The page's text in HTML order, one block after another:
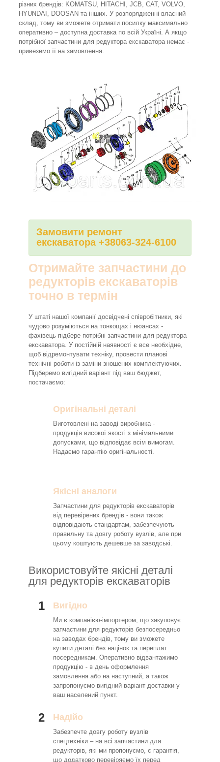
різних брендів: KOMATSU, HITACHI, JCB, CAT, VOLVO,
HYUNDAI, DOOSAN та інших. У розпорядженні власний
склад, тому ви зможете отримати посилку максимально
оперативно – доступна доставка по всій Україні. А якщо
потрібної запчастини для редуктора екскаватора немає -
привеземо її на замовлення.
Замовити ремонт
екскаватора +38063-324-6100
Отримайте запчастини до
редукторів екскаваторів
точно в термін
У штаті нашої компанії досвідчені співробітники, які
чудово розуміються на тонкощах і нюансах -
фахівець підбере потрібні запчастини для редуктора
екскаватора. У постійній наявності є все необхідне,
щоб відремонтувати техніку, провести планові
технічні роботи із заміни зношених комплектуючих.
Підберемо вигідний варіант під ваш бюджет,
постачаємо:
Оригінальні деталі
Виготовлені на заводі виробника -
продукція високої якості з мінімальними
допусками, що відповідає всім вимогам.
Надаємо гарантію оригінальності.
Якісні аналоги
Запчастини для редукторів екскаваторів
від перевірених брендів - вони також
відповідають стандартам, забезпечують
правильну та довгу роботу вузлів, але при
цьому коштують дешевше за заводські.
Використовуйте якісні деталі
для редукторів екскаваторів
1 Вигідно
Ми є компанією-імпортером, що закуповує
запчастини для редукторів безпосередньо
на заводах брендів, тому ви зможете
купити деталі без націнок та переплат
посередникам. Оперативно відвантажимо
продукцію - в день оформлення
замовлення або на наступний, а також
запропонуємо вигідний варіант доставки у
ваш населений пункт.
2 Надійо
Забезпечте довгу роботу вузлів
спецтехніки – на всі запчастини для
редукторів, які ми пропонуємо, є гарантія,
що додатково перевіряємо їх перед